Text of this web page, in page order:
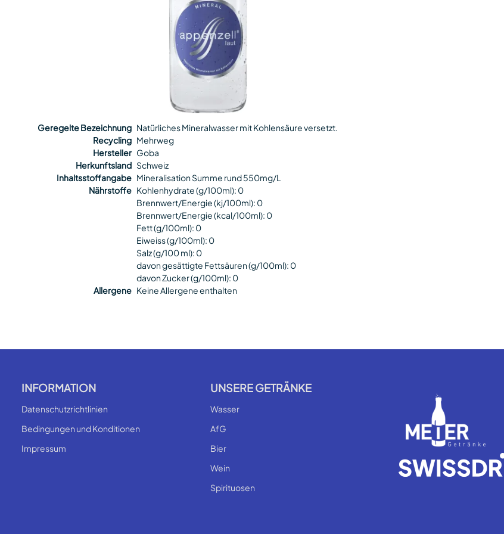
Geregelte Bezeichnung Natürliches Mineralwasser mit Kohlensäure versetzt.
Recycling Mehrweg
Hersteller Goba
Herkunftsland Schweiz
Inhaltsstoffangabe Mineralisation Summe rund 550mg/L
Nährstoffe Kohlenhydrate (g/100ml): 0
Brennwert/Energie (kj/100ml): 0
Brennwert/Energie (kcal/100ml): 0
Fett (g/100ml): 0
Eiweiss (g/100ml): 0
Salz (g/100 ml): 0
davon gesättigte Fettsäuren (g/100ml): 0
davon Zucker (g/100ml): 0
Allergene Keine Allergene enthalten
INFORMATION
Datenschutzrichtlinien
Bedingungen und Konditionen
Impressum
UNSERE GETRÄNKE
Wasser
AfG
Bier
Wein
Spirituosen